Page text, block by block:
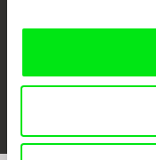
FIDMarseille